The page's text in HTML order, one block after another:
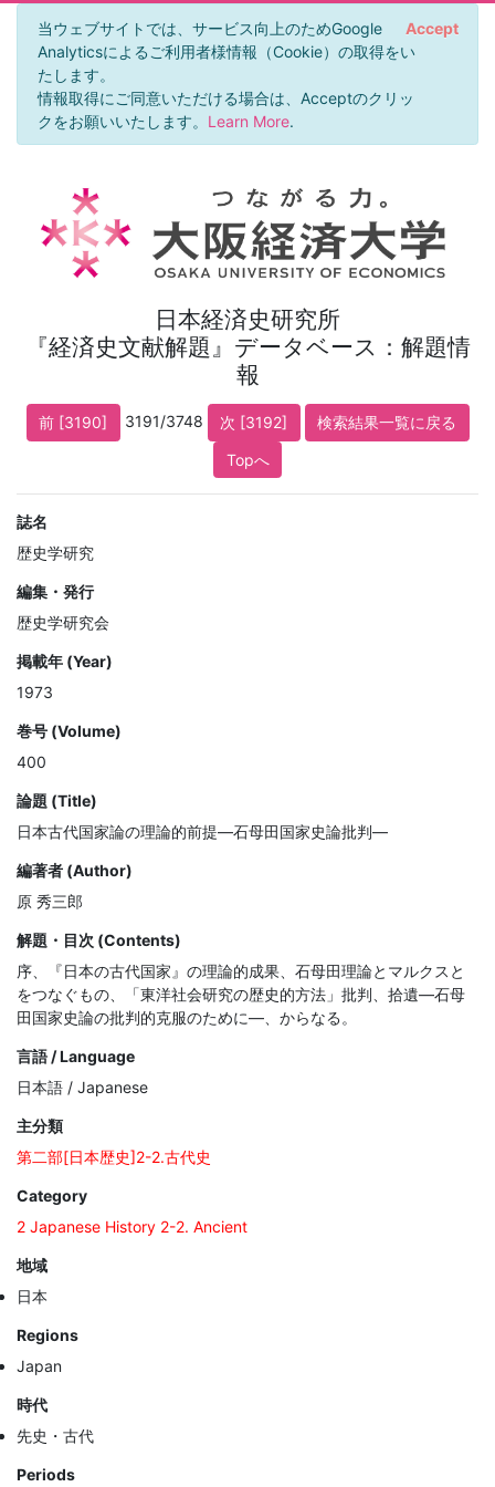
当ウェブサイトでは、サービス向上のためGoogle
Analyticsによるご利用者様情報（Cookie）の取得をい
たします。
情報取得にご同意いただける場合は、Acceptのクリッ
クをお願いいたします。 Learn More.
Accept
日本経済史研究所
『経済史文献解題』データベース：解題情
報
前 [3190] 3191/3748 次 [3192]
検索結果一覧に戻る
Topへ
誌名
歴史学研究
編集・発行
歴史学研究会
掲載年 (Year)
1973
巻号 (Volume)
400
論題 (Title)
日本古代国家論の理論的前提—石母田国家史論批判—
編著者 (Author)
原 秀三郎
解題・目次 (Contents)
序、『日本の古代国家』の理論的成果、石母田理論とマルクスと
をつなぐもの、「東洋社会研究の歴史的方法」批判、拾遺—石母
田国家史論の批判的克服のために—、からなる。
言語 / Language
日本語 / Japanese
主分類
第二部[日本歴史]2-2.古代史
Category
2 Japanese History 2-2. Ancient
地域
日本
Regions
Japan
時代
先史・古代
Periods